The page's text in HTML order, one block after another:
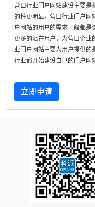
营口行业门户网站建设主要是
的性更明显，营口行业门户网
户网站的用户的需求一般都是
更多的潜在用户，为营口企业
业门户网站主要为用户提供的
行业都开始建设自己的门户网
立即申请